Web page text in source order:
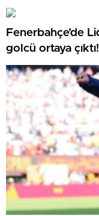
para harcayacağız
Fenerbahçe’de
golcü ortaya